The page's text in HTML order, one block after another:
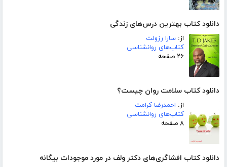
دانلود کتاب بهترین درس‌های زندگی
از: سارا رزولت
کتاب‌های روانشناسی
۲۶ صفحه
دانلود کتاب سلامت روان چیست؟
از: احمدرضا کرامت
کتاب‌های روانشناسی
۸ صفحه
دانلود کتاب افشاگری‌های دکتر ولف در مورد موجودات بیگانه